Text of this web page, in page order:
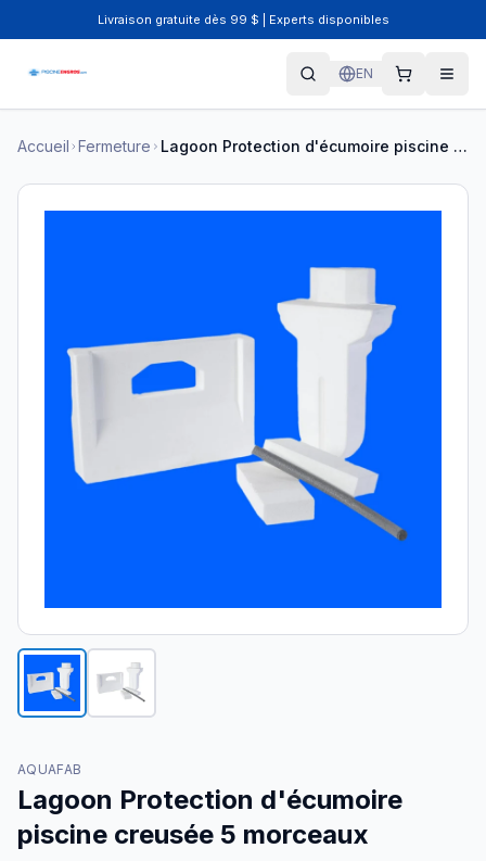
Livraison gratuite dès 99 $ | Experts disponibles
EN
Accueil Fermeture Lagoon Protection d'écumoire piscine creusée 5 morceaux
AQUAFAB
Lagoon Protection d'écumoire
piscine creusée 5 morceaux